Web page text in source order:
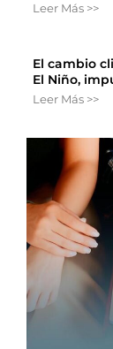
Leer Más >>
El cambio
El Niño,
Leer Más >>